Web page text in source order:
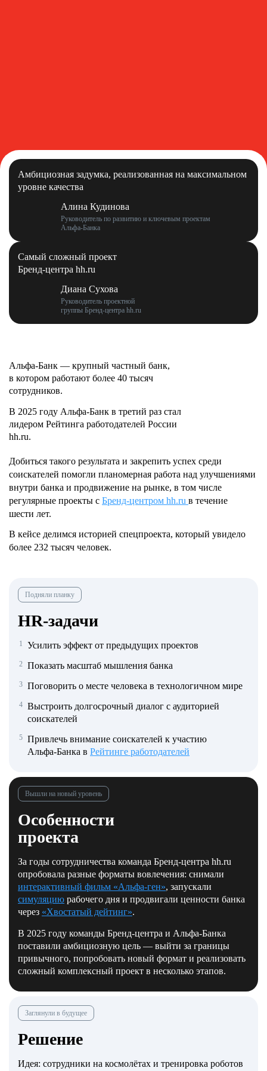
Амбициозная задумка, реализованная на максимальном
уровне качества
Алина Кудинова
Руководитель по развитию и ключевым проектам
Альфа‑Банка
Самый сложный проект
Бренд-центра hh.ru
Диана Сухова
Руководитель проектной
группы Бренд-центра hh.ru
Альфа‑Банк — крупный частный банк,
в котором работают более 40 тысяч
сотрудников.
В 2025 году Альфа‑Банк в третий раз стал
лидером Рейтинга работодателей России
hh.ru.
Добиться такого результата и закрепить успех среди
соискателей помогли планомерная работа над улучшениями
внутри банка и продвижение на рынке, в том числе
регулярные проекты с Бренд-центром hh.ru в течение
шести лет.
В кейсе делимся историей спецпроекта, который увидело
более 232 тысяч человек.
Подняли планку
HR‑задачи
1 Усилить эффект от предыдущих проектов
2 Показать масштаб мышления банка
3 Поговорить о месте человека в технологичном мире
4 Выстроить долгосрочный диалог с аудиторией
соискателей
5 Привлечь внимание соискателей к участию
Альфа‑Банка в Рейтинге работодателей
Вышли на новый уровень
Особенности
проекта
За годы сотрудничества команда Бренд-центра hh.ru
опробовала разные форматы вовлечения: снимали
интерактивный фильм «Альфа‑ген», запускали
симуляцию рабочего дня и продвигали ценности банка
через «Хвостатый дейтинг».
В 2025 году команды Бренд-центра и Альфа‑Банка
поставили амбициозную цель — выйти за границы
привычного, попробовать новый формат и реализовать
сложный комплексный проект в несколько этапов.
Заглянули в будущее
Решение
Идея: сотрудники на космолётах и тренировка роботов